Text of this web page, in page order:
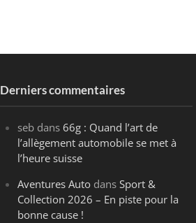
Derniers commentaires
seb dans66g : Quand l’art de
l’allègement automobile se met à
l’heure suisse
Aventures Auto dansSport &
Collection 2026 – En piste pour la
bonne cause !